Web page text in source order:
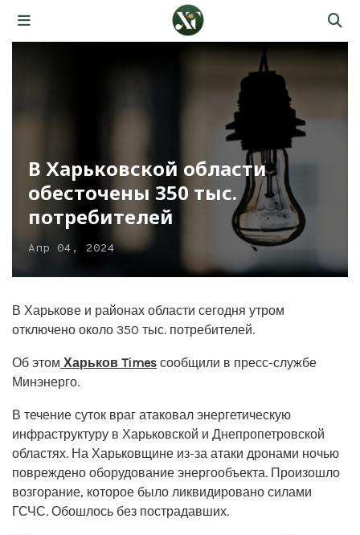
В Харьковской области
обесточены 350 тыс.
потребителей
Апр 04, 2024
В Харькове и районах области сегодня утром
отключено около 350 тыс. потребителей.
Об этом Харьков Times сообщили в пресс-службе
Минэнерго.
В течение суток враг атаковал энергетическую
инфраструктуру в Харьковской и Днепропетровской
областях. На Харьковщине из-за атаки дронами ночью
повреждено оборудование энергообъекта. Произошло
возгорание, которое было ликвидировано силами
ГСЧС. Обошлось без пострадавших.